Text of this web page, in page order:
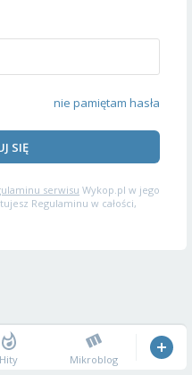
nie pamiętam hasła
SIĘ
serwisu Wykop.pl w jego
Regulaminu w całości,
Hity Mikroblog